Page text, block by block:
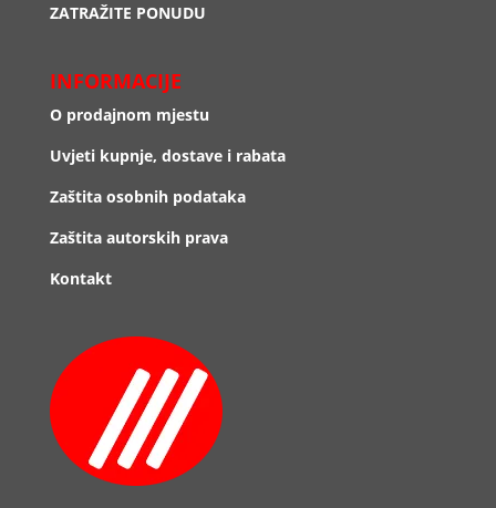
ZATRAŽITE PONUDU
INFORMACIJE
O prodajnom mjestu
Uvjeti kupnje, dostave i rabata
Zaštita osobnih podataka
Zaštita autorskih prava
Kontakt